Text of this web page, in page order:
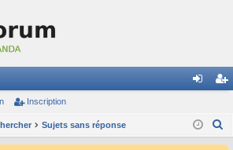
ne cri
Inscription
Sujets sans réponse